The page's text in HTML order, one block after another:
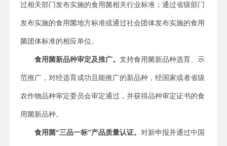
过相关部门发布实施的食用菌相关行业标准；通过省级部门
发布实施的食用菌地方标准或通过社会团体发布实施的食用
菌团体标准的相应单位。
食用菌新品种审定及推广。 支持食用菌新品种选育、示
范推广，对经选育成功且能推广的新品种，经国家或者省级
农作物品种审定委员会审定通过，并获得品种审定证书的食
用菌新品种。
食用菌“三品一标”产品质量认证。 对新申报并通过中国